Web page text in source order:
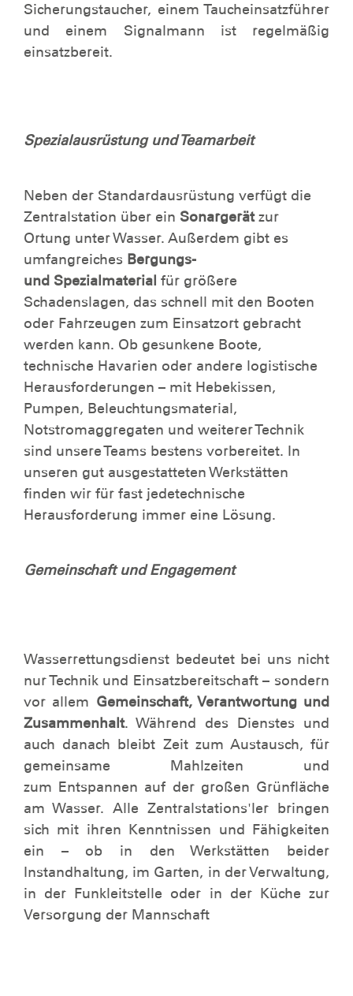
Sicherungstaucher, einem Taucheinsatzführer
und einem Signalmann ist regelmäßig
einsatzbereit.
Spezialausrüstung und Teamarbeit
Neben der Standardausrüstung verfügt die
Zentralstation über ein Sonargerätzur
Ortung unter Wasser. Außerdem gibt es
umfangreiches Bergungs-
und Spezialmaterial für größere
Schadenslagen, das schnell mit den Booten
oder Fahrzeugen zum Einsatzort gebracht
werden kann. Ob gesunkene Boote,
technische Havarien oder andere logistische
Herausforderungen – mit Hebekissen,
Pumpen, Beleuchtungsmaterial,
Notstromaggregaten und weiterer Technik
sind unsere Teams bestens vorbereitet. In
unseren gut ausgestatteten Werkstätten
finden wir für fast jedetechnische
Herausforderung immer eine Lösung.
Gemeinschaft und Engagement
Wasserrettungsdienst bedeutet bei uns nicht
nur Technik und Einsatzbereitschaft – sondern
vor allem Gemeinschaft, Verantwortung und
Zusammenhalt. Während des Dienstes und
auch danach bleibt Zeit zum Austausch, für
gemeinsame Mahlzeiten und
zum Entspannen auf der großen Grünfläche
am Wasser. Alle Zentralstations'ler bringen
sich mit ihren Kenntnissen und Fähigkeiten
ein – ob in den Werkstätten beider
Instandhaltung, im Garten, in der Verwaltung,
in der Funkleitstelle oder in der Küche zur
Versorgung der Mannschaft